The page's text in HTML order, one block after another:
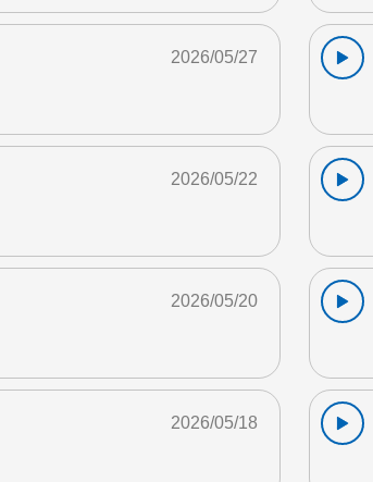
2026/05/27
2026/05/22
2026/05/20
2026/05/18